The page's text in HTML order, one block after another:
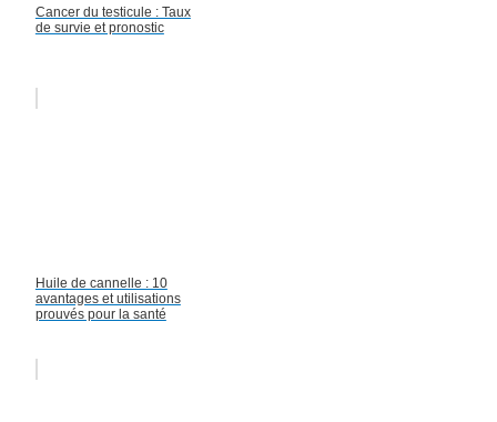
Cancer du testicule : Taux
de survie et pronostic
Huile de cannelle : 10
avantages et utilisations
prouvés pour la santé